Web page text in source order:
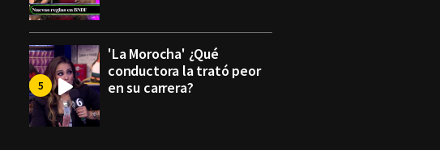
'La Morocha' ¿Qué
conductora la trató peor
en su carrera?